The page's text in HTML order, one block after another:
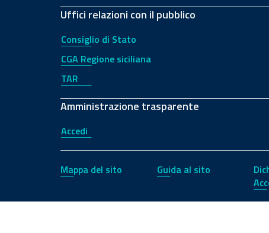
Uffici relazioni con il pubblico
Consiglio di Stato
CGA Regione siciliana
TAR
Amministrazione trasparente
Accedi
Mappa del sito Guida al sito